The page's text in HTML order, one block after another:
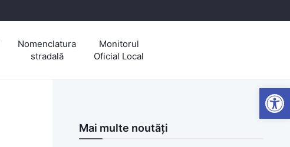
Nomenclatura
stradală
Monitorul
Oficial Local
Mai multe noutăți